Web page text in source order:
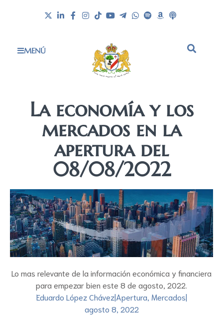
MENÚ
La economía y los
mercados en la
apertura del
08/08/2022
Lo mas relevante de la información económica y financiera
para empezar bien este 8 de agosto, 2022.
Eduardo López Chávez|Apertura, Mercados|
agosto 8, 2022